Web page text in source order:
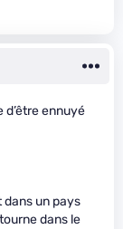
ennuyé
dans un pays
dans le